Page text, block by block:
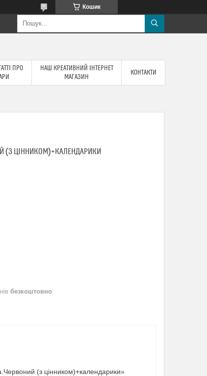
Кошик
ПРО
НАШ КРЕАТИВНИЙ ІНТЕРНЕТ
МАГАЗИН
КОНТАКТИ
(З ЦІННИКОМ)+КАЛЕНДАРИКИ
безкоштовно
(з цінником)+календарики»